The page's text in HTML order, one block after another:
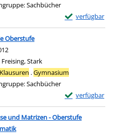
Sachbücher
verfügbar
Exemplar-Details
Zum Download
Oberstufe
diesem Verfasser
Freising, Stark
Klausuren .Gymnasium
Sachbücher
verfügbar
Exemplar-Details
Zum Download
und Matrizen - Oberstufe